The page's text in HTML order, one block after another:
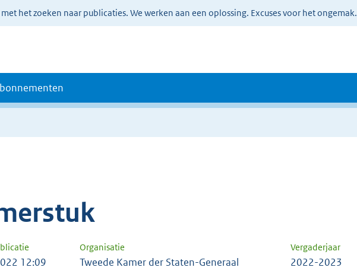
het zoeken naar publicaties. We werken aan een oplossing. Excuses voor het ongemak.
Organisatie Vergaderjaar
12:09 Tweede Kamer der Staten-Generaal 2022-2023